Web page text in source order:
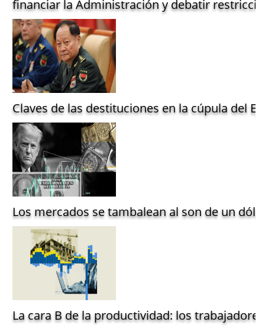
financiar la Administración y debatir
Claves de las destituciones en la cúpula del
Los mercados se tambalean al son de un
La cara B de la productividad: los